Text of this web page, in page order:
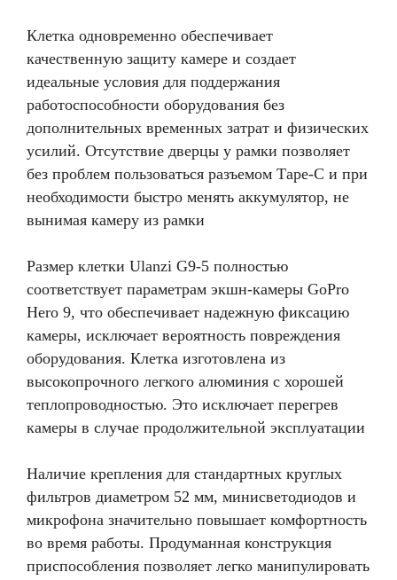
Клетка одновременно обеспечивает
качественную защиту камере и создает
идеальные условия для поддержания
работоспособности оборудования без
дополнительных временных затрат и физических
усилий. Отсутствие дверцы у рамки позволяет
без проблем пользоваться разъемом Таре-С и при
необходимости быстро менять аккумулятор, не
вынимая камеру из рамки
Размер клетки Ulanzi G9-5 полностью
соответствует параметрам экшн-камеры GoPro
Hero 9, что обеспечивает надежную фиксацию
камеры, исключает вероятность повреждения
оборудования. Клетка изготовлена из
высокопрочного легкого алюминия с хорошей
теплопроводностью. Это исключает перегрев
камеры в случае продолжительной эксплуатации
Наличие крепления для стандартных круглых
фильтров диаметром 52 мм, минисветодиодов и
микрофона значительно повышает комфортность
во время работы. Продуманная конструкция
приспособления позволяет легко манипулировать